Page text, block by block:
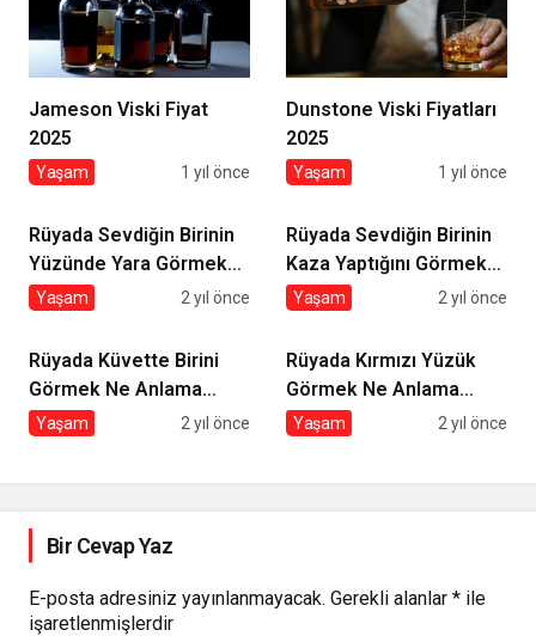
Jameson Viski Fiyat
2025
Yaşam 1 yıl önce
Dunstone Viski Fiyatları
2025
Yaşam 1 yıl önce
Rüyada Sevdiğin Birinin
Yüzünde Yara Görmek
Ne Anlama Gelir?
Yaşam 2 yıl önce
Rüyada Sevdiğin Birinin
Kaza Yaptığını Görmek
Ne Anlama Gelir?
Yaşam 2 yıl önce
Rüyada Küvette Birini
Görmek Ne Anlama
Gelir?
Yaşam 2 yıl önce
Rüyada Kırmızı Yüzük
Görmek Ne Anlama
Gelir?
Yaşam 2 yıl önce
Bir Cevap Yaz
E-posta adresiniz yayınlanmayacak. Gerekli alanlar * ile
işaretlenmişlerdir